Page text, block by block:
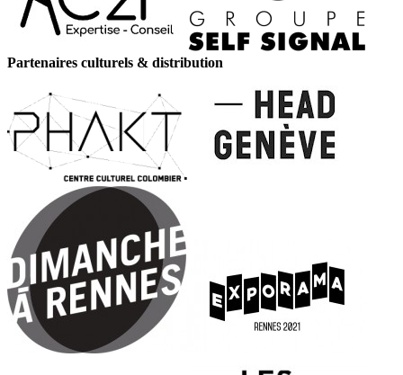
Partenaires culturels & distribution